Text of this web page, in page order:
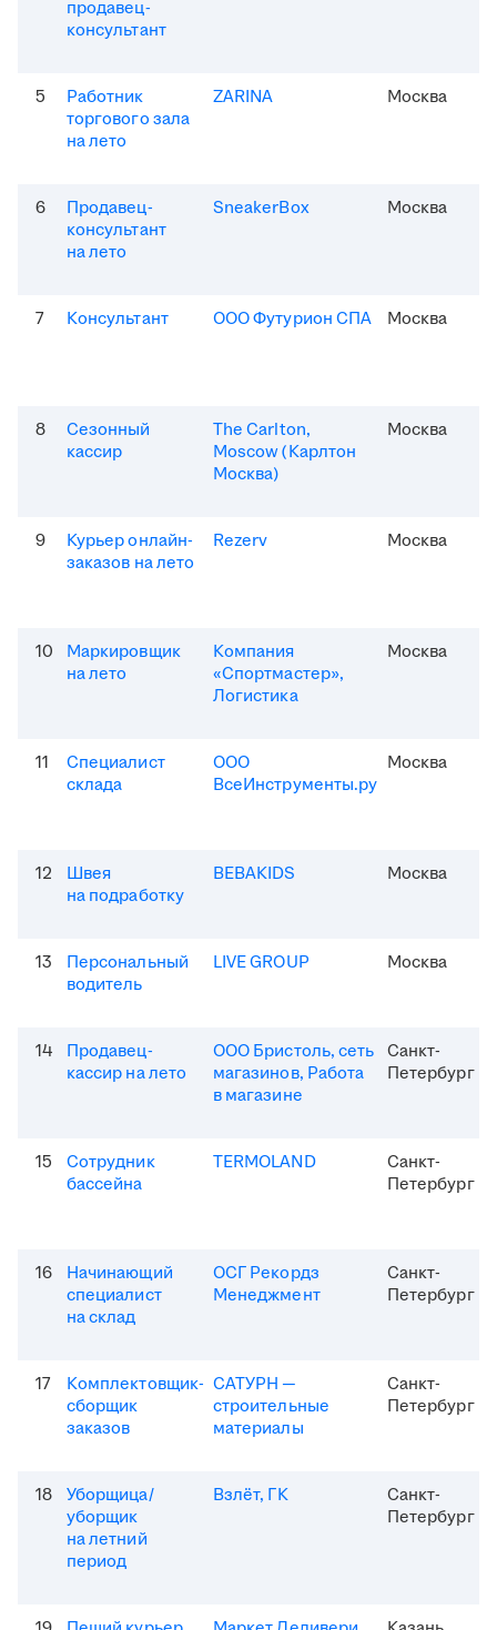
продавец-
консультант
5
Работник
торгового зала
на лето
ZARINA Москва
6
Продавец-
консультант
на лето
SneakerBox Москва
7 Консультант ООО Футурион СПА Москва
8
Сезонный
кассир
The Carlton,
Moscow (Карлтон
Москва)
Москва
9
Курьер онлайн-
заказов на лето
Rezerv Москва
10
Маркировщик
на лето
Компания
«Спортмастер»,
Логистика
Москва
11
Специалист
склада
ООО
ВсеИнструменты.ру
Москва
12
Швея
на подработку
BEBAKIDS Москва
13
Персональный
водитель
LIVE GROUP Москва
14
Продавец-
кассир на лето
ООО Бристоль, сеть
магазинов, Работа
в магазине
Санкт-
Петербург
15
Сотрудник
бассейна
TERMOLAND
Санкт-
Петербург
16
Начинающий
специалист
на склад
ОСГ Рекордз
Менеджмент
Санкт-
Петербург
17
Комплектовщик-
сборщик
заказов
САТУРН —
строительные
материалы
Санкт-
Петербург
18
Уборщица/
уборщик
на летний
период
Взлёт, ГК
Санкт-
Петербург